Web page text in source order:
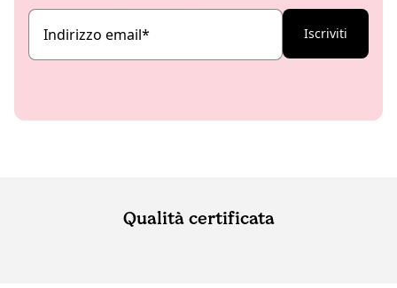
Indirizzo email* Iscriviti
Qualità certificata